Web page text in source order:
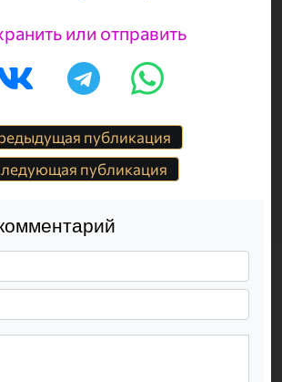
или отправить
публикация
публикация